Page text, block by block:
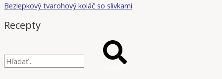
Bezlepkový tvarohový koláč so slivkami
Recepty